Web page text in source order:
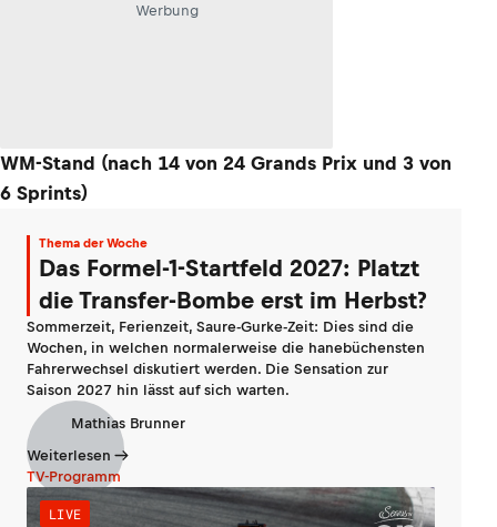
Werbung
WM-Stand (nach 14 von 24 Grands Prix und 3 von
6 Sprints)
Thema der Woche
Das Formel-1-Startfeld 2027: Platzt
die Transfer-Bombe erst im Herbst?
Sommerzeit, Ferienzeit, Saure-Gurke-Zeit: Dies sind die
Wochen, in welchen normalerweise die hanebüchensten
Fahrerwechsel diskutiert werden. Die Sensation zur
Saison 2027 hin lässt auf sich warten.
Mathias Brunner
Weiterlesen
TV-Programm
LIVE